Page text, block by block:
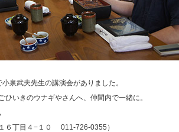
泉武夫先生の講演会がありました。
ひいきのウナギやさんへ、仲間内で一緒に。
６丁目４−１０ 011-726-0355）